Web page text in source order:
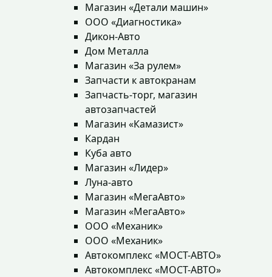
Магазин «Детали машин»
ООО «Диагностика»
Дикон-Авто
Дом Металла
Магазин «За рулем»
Запчасти к автокранам
Запчасть-торг, магазин
автозапчастей
Магазин «Камазист»
Кардан
Куба авто
Магазин «Лидер»
Луна-авто
Магазин «МегаАвто»
Магазин «МегаАвто»
ООО «Механик»
ООО «Механик»
Автокомплекс «МОСТ-АВТО»
Автокомплекс «МОСТ-АВТО»